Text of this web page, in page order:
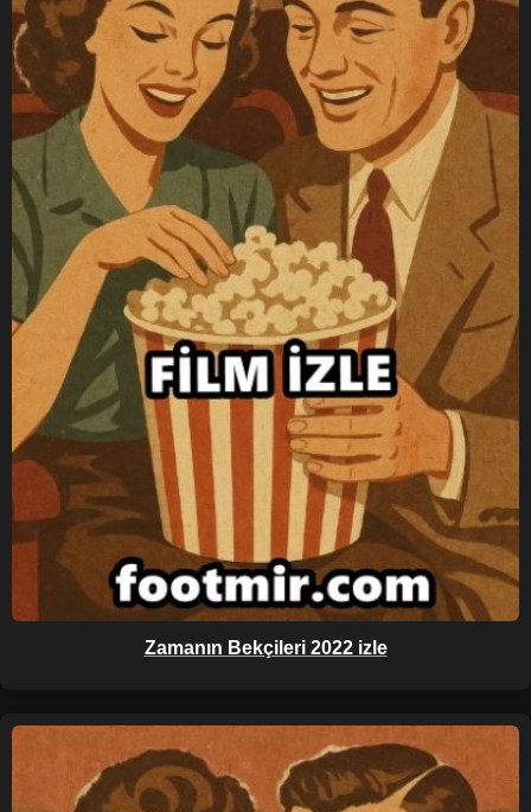
Zamanın Bekçileri 2022 izle